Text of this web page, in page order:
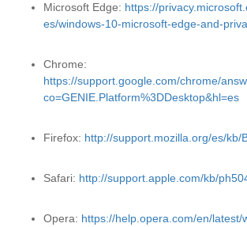
Microsoft Edge: https://
es/windows-10-microsoft-edge-and-
Chrome:
https://support.google.com/chrome/
co=GENIE.Platform%3DDesktop&hl=es
Firefox: http://support.mozilla.org/es/kb/
Safari: http://support.apple.com/kb/
Opera: https://help.opera.com/en/latest/